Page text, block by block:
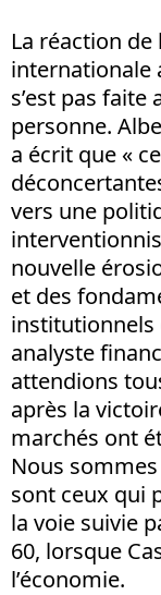
La réaction
internationale
s’est pas
personne.
a écrit que «
vers une
nouvelle
et des
institutionnels
analyste
attendions
après la
marchés ont
Nous
sont ceux qui
la voie suivie
60, lorsque
l’économie.